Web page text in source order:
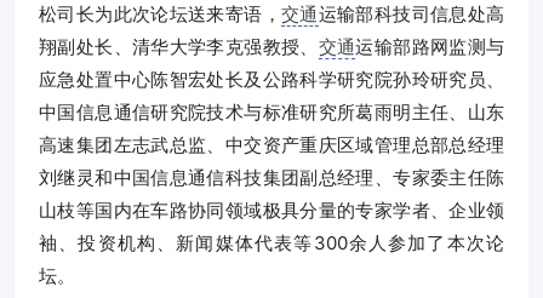
松司长为此次论坛送来寄语， 交通运输部科技司信息处高
翔副处长、清华大学李克强教授、 交通运输部路网监测与
应急处置中心陈智宏处长及公路科学研究院孙玲研究员、
中国信息通信研究院技术与标准研究所葛雨明主任、山东
高速集团左志武总监、中交资产重庆区域管理总部总经理
刘继灵和中国信息通信科技集团副总经理、专家委主任陈
山枝等国内在车路协同领域极具分量的专家学者、企业领
袖、投资机构、新闻媒体代表等300余人参加了本次论
坛。